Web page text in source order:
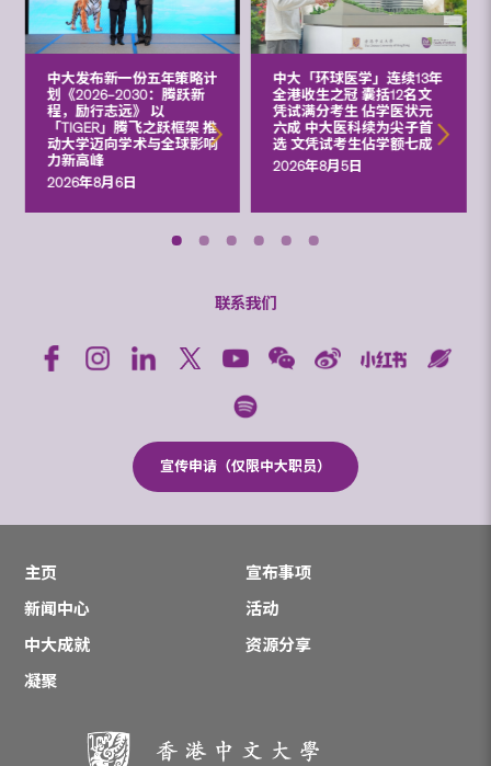
中大发布新一份五年策略计
划《2026‒2030：腾跃新
程，励行志远》 以
「TIGER」腾飞之跃框架 推
动大学迈向学术与全球影响
力新高峰
2026年8月6日
中大「环球医学」连续13年
全港收生之冠 囊括12名文
凭试满分考生 佔学医状元
六成 中大医科续为尖子首
选 文凭试考生佔学额七成
2026年8月5日
联系我们
宣传申请（仅限中大职员）
主页
宣布事项
新闻中心
活动
中大成就
资源分享
凝聚